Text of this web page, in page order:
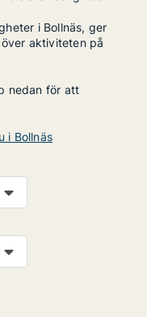
i Bollnäs, ger
aktiviteten på
nedan för att
i Bollnäs